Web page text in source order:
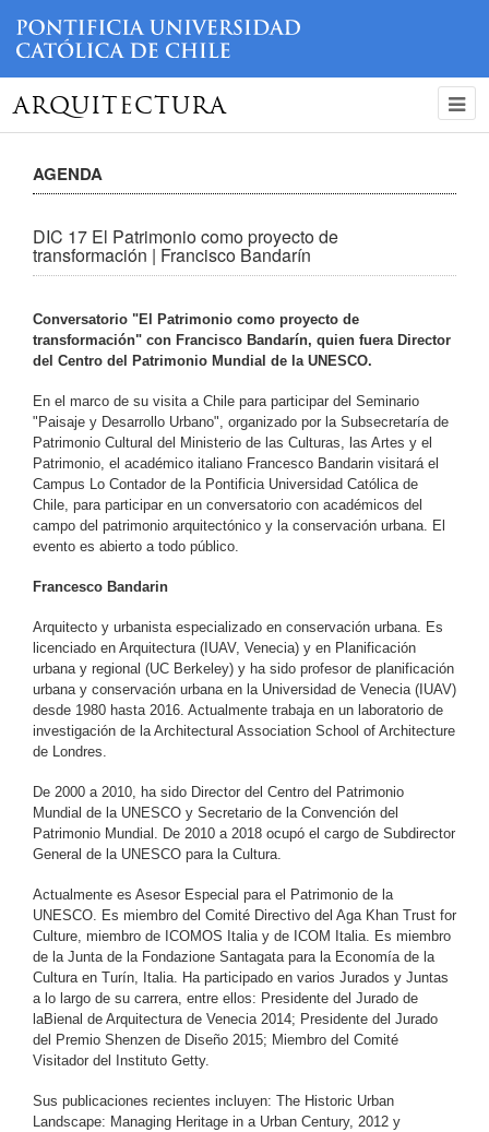
ARQUITECTURA
AGENDA
DIC 17 El Patrimonio como proyecto de
transformación | Francisco Bandarín
Conversatorio "El Patrimonio como proyecto de
transformación" con Francisco Bandarín, quien fuera Director
del Centro del Patrimonio Mundial de la UNESCO.
En el marco de su visita a Chile para participar del Seminario
"Paisaje y Desarrollo Urbano", organizado por la Subsecretaría de
Patrimonio Cultural del Ministerio de las Culturas, las Artes y el
Patrimonio, el académico italiano Francesco Bandarin visitará el
Campus Lo Contador de la Pontificia Universidad Católica de
Chile, para participar en un conversatorio con académicos del
campo del patrimonio arquitectónico y la conservación urbana. El
evento es abierto a todo público.
Francesco Bandarin
Arquitecto y urbanista especializado en conservación urbana. Es
licenciado en Arquitectura (IUAV, Venecia) y en Planificación
urbana y regional (UC Berkeley) y ha sido profesor de planificación
urbana y conservación urbana en la Universidad de Venecia (IUAV)
desde 1980 hasta 2016. Actualmente trabaja en un laboratorio de
investigación de la Architectural Association School of Architecture
de Londres.
De 2000 a 2010, ha sido Director del Centro del Patrimonio
Mundial de la UNESCO y Secretario de la Convención del
Patrimonio Mundial. De 2010 a 2018 ocupó el cargo de Subdirector
General de la UNESCO para la Cultura.
Actualmente es Asesor Especial para el Patrimonio de la
UNESCO. Es miembro del Comité Directivo del Aga Khan Trust for
Culture, miembro de ICOMOS Italia y de ICOM Italia. Es miembro
de la Junta de la Fondazione Santagata para la Economía de la
Cultura en Turín, Italia. Ha participado en varios Jurados y Juntas
a lo largo de su carrera, entre ellos: Presidente del Jurado de
laBienal de Arquitectura de Venecia 2014; Presidente del Jurado
del Premio Shenzen de Diseño 2015; Miembro del Comité
Visitador del Instituto Getty.
Sus publicaciones recientes incluyen: The Historic Urban
Landscape: Managing Heritage in a Urban Century, 2012 y